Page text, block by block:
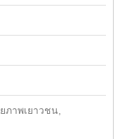
าพเยาวชน,